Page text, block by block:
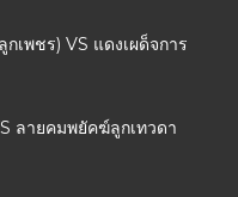
เพชร) VS แดงเผด็จการ
ลายคมพยัคฆ์ลูกเทวดา